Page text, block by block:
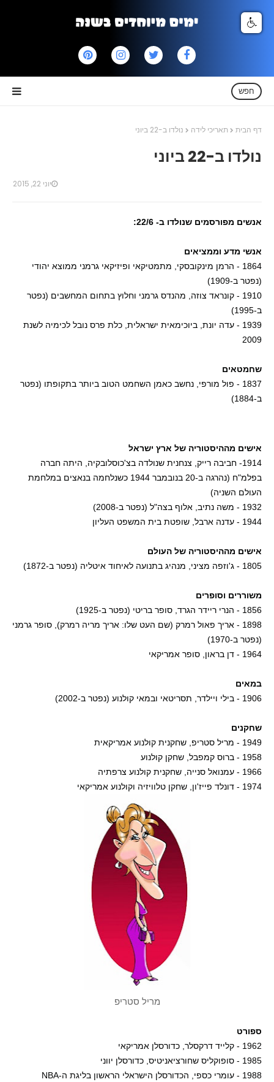
חפש
דף הבית תאריכי לידה נולדו ב-22 ביוני
נולדו ב-22 ביוני
יוני 22, 2015
אנשים מפורסמים שנולדו ב- 22/6:
אנשי מדע וממציאים
1864 - הרמן מינקובסקי, מתמטיקאי ופיזיקאי גרמני ממוצא יהודי
(נפטר ב-1909)
1910 - קונראד צוזה, מהנדס גרמני וחלוץ בתחום המחשבים (נפטר
ב-1995)
1939 - עדה יונת, ביוכימאית ישראלית, כלת פרס נובל לכימיה לשנת
2009
שחמטאים
1837 - פול מורפי, נחשב כאמן השחמט הטוב ביותר בתקופתו (נפטר
ב-1884)
אישים מההיסטוריה של ארץ ישראל
1914- חביבה רייק, צנחנית שנולדה בצ'כוסלובקיה, היתה חברה
בפלמ"ח (נהרגה ב-20 בנובמבר 1944 כשנלחמה בנאצים במלחמת
העולם השניה)
1932 - משה נתיב, אלוף בצה"ל (נפטר ב-2008)
1944 - עדנה ארבל, שופטת בית המשפט העליון
אישים מההיסטוריה של העולם
1805 - ג'וזפה מציני, מנהיג בתנועה לאיחוד איטליה (נפטר ב-1872)
משוררים וסופרים
1856 - הנרי ריידר הגרד, סופר בריטי (נפטר ב-1925)
1898 - אריך פאול רמרק (שם העט שלו: אריך מריה רמרק), סופר גרמני
(נפטר ב-1970)
1964 - דן בראון, סופר אמריקאי
במאים
1906 - בילי ויילדר, תסריטאי ובמאי קולנוע (נפטר ב-2002)
שחקנים
1949 - מריל סטריפ, שחקנית קולנוע אמריקאית
1958 - ברוס קמפבל, שחקן קולנוע
1966 - עמנואל סנייה, שחקנית קולנוע צרפתיה
1974 - דונלד פייז'ון, שחקן טלוויזיה וקולנוע אמריקאי
מריל סטריפ
ספורט
1962 - קלייד דרקסלר, כדורסלן אמריקאי
1985 - סופוקליס שחורציאניטיס, כדורסלן יווני
1988 - עומרי כספי, הכדורסלן הישראלי הראשון בליגת ה-NBA